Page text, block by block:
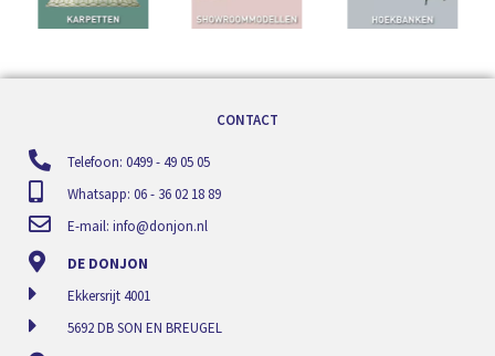
CONTACT
Telefoon: 0499 - 49 05 05
Whatsapp: 06 - 36 02 18 89
E-mail: info@donjon.nl
DE DONJON
Ekkersrijt 4001
5692 DB SON EN BREUGEL